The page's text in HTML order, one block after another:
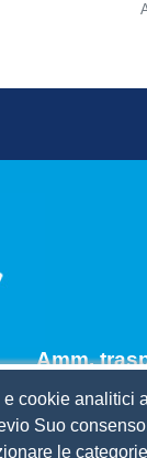
Amm.
Bandi per
Codice etico
cookie
Suo
le